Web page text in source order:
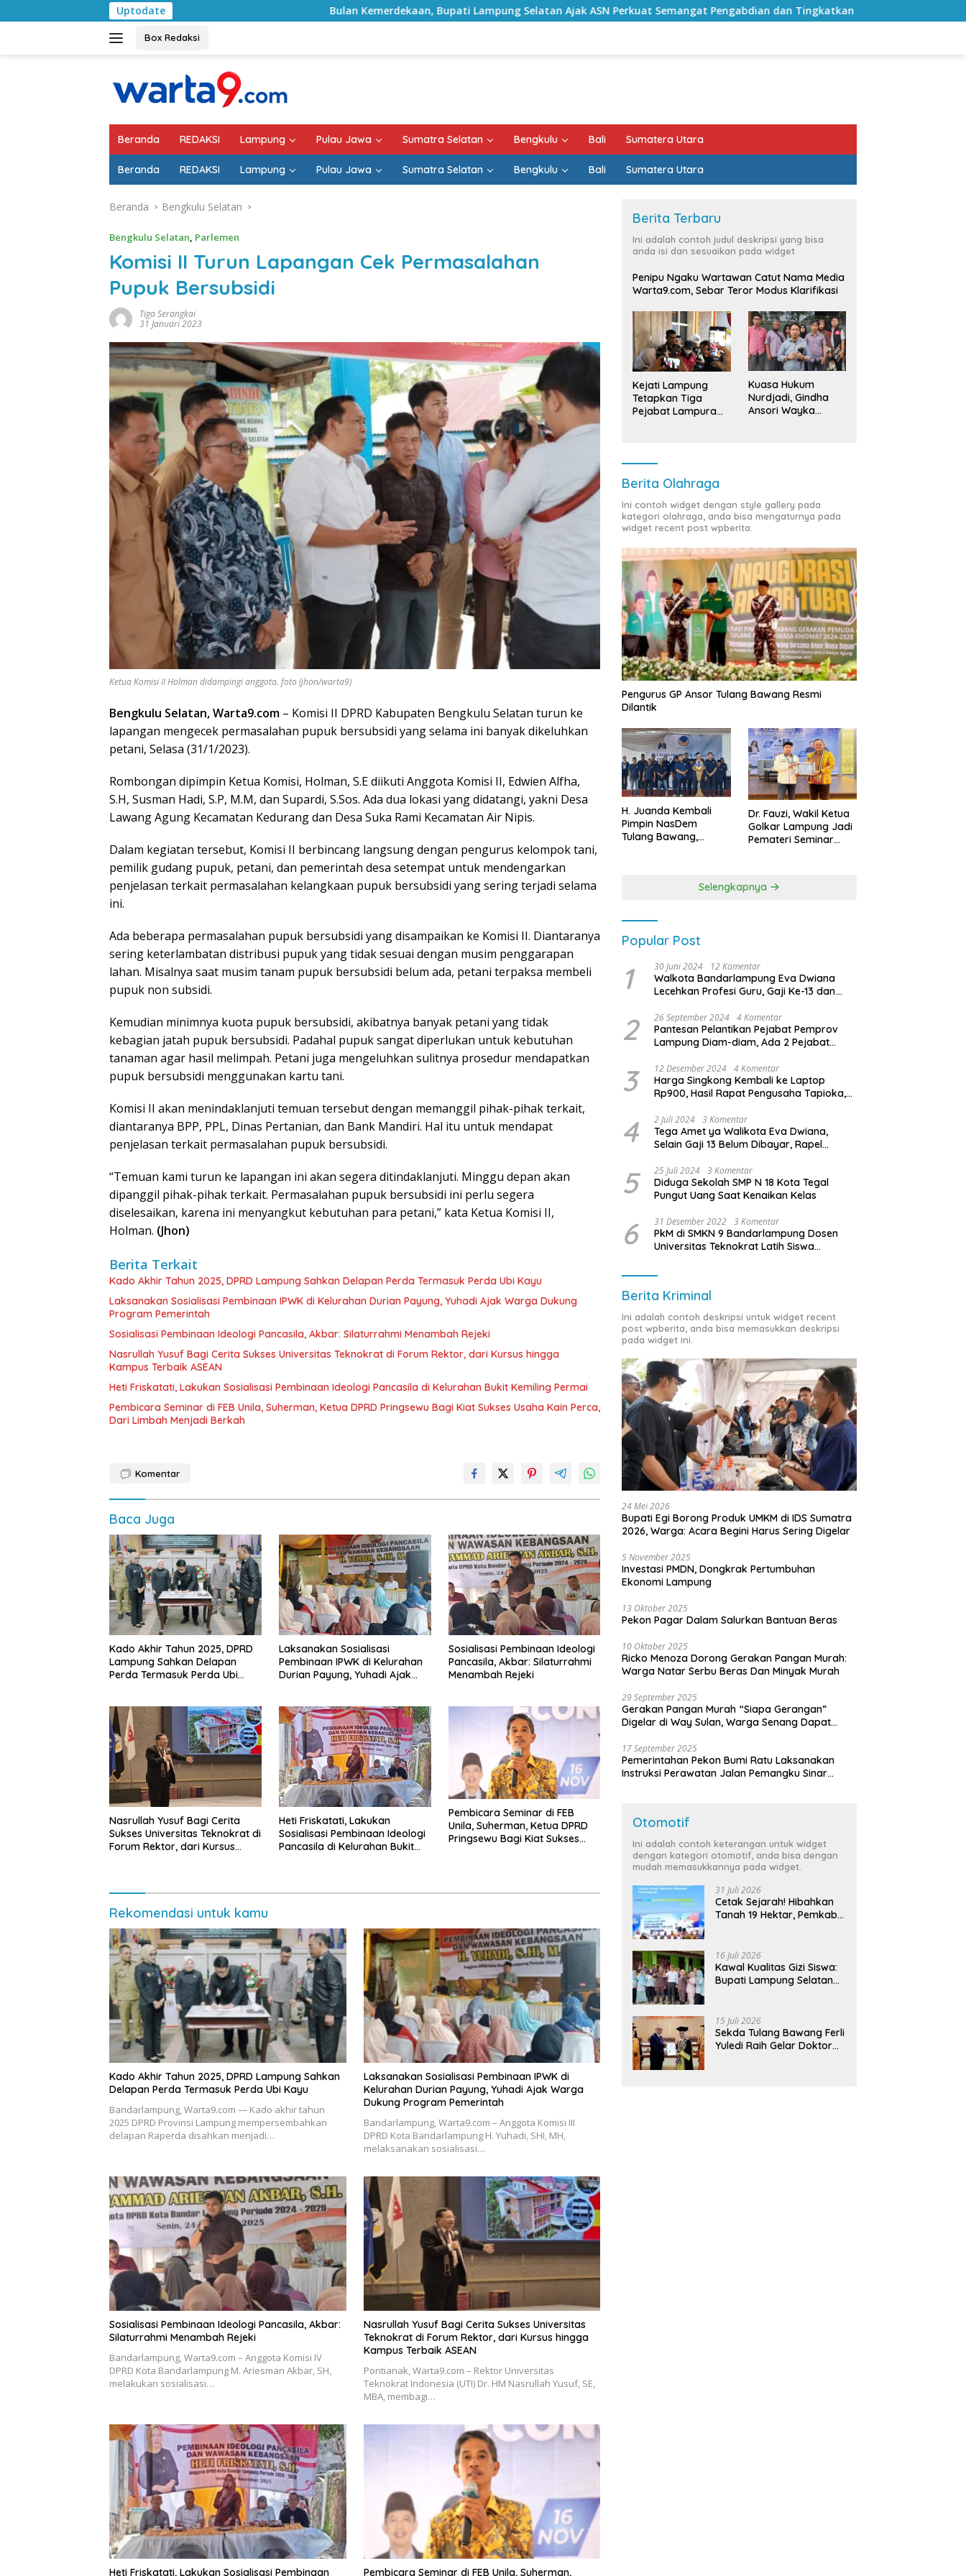
ke
Uptodate Bulan Kemerdekaan, Bupati Lampung Selatan Ajak ASN Perkuat Semangat Pengabdian dan Tingkatkan Pelayanan Publik Sekda Lampung
Box Redaksi
Beranda REDAKSI Lampung Pulau Jawa Sumatra Selatan Bengkulu Bali Sumatera Utara
Beranda REDAKSI Lampung Pulau Jawa Sumatra Selatan Bengkulu Bali Sumatera Utara
Beranda Bengkulu Selatan
Bengkulu Selatan, Parlemen
Komisi II Turun Lapangan Cek Permasalahan
Pupuk Bersubsidi
Tiga Serangkai
31 Januari 2023
Ketua Komisi II Holman didampingi anggota. foto (jhon/warta9)
Bengkulu Selatan, Warta9.com – Komisi II DPRD Kabupaten Bengkulu Selatan turun ke
lapangan mengecek permasalahan pupuk bersubsidi yang selama ini banyak dikeluhkan
petani, Selasa (31/1/2023).
Rombongan dipimpin Ketua Komisi, Holman, S.E diikuti Anggota Komisi II, Edwien Alfha,
S.H, Susman Hadi, S.P, M.M, dan Supardi, S.Sos. Ada dua lokasi yang didatangi, yakni Desa
Lawang Agung Kecamatan Kedurang dan Desa Suka Rami Kecamatan Air Nipis.
Dalam kegiatan tersebut, Komisi II berbincang langsung dengan pengurus kelompok tani,
pemilik gudang pupuk, petani, dan pemerintah desa setempat untuk mendengarkan
penjelasan terkait permasalahan kelangkaan pupuk bersubsidi yang sering terjadi selama
ini.
Ada beberapa permasalahan pupuk bersubsidi yang disampaikan ke Komisi II. Diantaranya
sering keterlambatan distribusi pupuk yang tidak sesuai dengan musim penggarapan
lahan. Misalnya saat musim tanam pupuk bersubsidi belum ada, petani terpaksa membeli
pupuk non subsidi.
Kemudian minimnya kuota pupuk bersubsidi, akibatnya banyak petani yang tidak
kebagian jatah pupuk bersubsidi. Padahal pupuk sangat diperlukan untuk kebutuhan
tanaman agar hasil melimpah. Petani juga mengeluhkan sulitnya prosedur mendapatkan
pupuk bersubsidi menggunakan kartu tani.
Komisi II akan menindaklanjuti temuan tersebut dengan memanggil pihak-pihak terkait,
diantaranya BPP, PPL, Dinas Pertanian, dan Bank Mandiri. Hal itu untuk mendapat
penjelasan terkait permasalahan pupuk bersubsidi.
“Temuan kami turun ke lapangan ini akan segera ditindaklanjuti. Minggu depan akan
dipanggil pihak-pihak terkait. Permasalahan pupuk bersubsidi ini perlu segera
diselesaikan, karena ini menyangkut kebutuhan para petani,” kata Ketua Komisi II,
Holman. (Jhon)
Berita Terkait
Kado Akhir Tahun 2025, DPRD Lampung Sahkan Delapan Perda Termasuk Perda Ubi Kayu
Laksanakan Sosialisasi Pembinaan IPWK di Kelurahan Durian Payung, Yuhadi Ajak Warga Dukung
Program Pemerintah
Sosialisasi Pembinaan Ideologi Pancasila, Akbar: Silaturrahmi Menambah Rejeki
Nasrullah Yusuf Bagi Cerita Sukses Universitas Teknokrat di Forum Rektor, dari Kursus hingga
Kampus Terbaik ASEAN
Heti Friskatati, Lakukan Sosialisasi Pembinaan Ideologi Pancasila di Kelurahan Bukit Kemiling Permai
Pembicara Seminar di FEB Unila, Suherman, Ketua DPRD Pringsewu Bagi Kiat Sukses Usaha Kain Perca,
Dari Limbah Menjadi Berkah
Komentar
Baca Juga
Kado Akhir Tahun 2025, DPRD
Lampung Sahkan Delapan
Perda Termasuk Perda Ubi
Laksanakan Sosialisasi
Pembinaan IPWK di Kelurahan
Durian Payung, Yuhadi Ajak
Sosialisasi Pembinaan Ideologi
Pancasila, Akbar: Silaturrahmi
Menambah Rejeki
Nasrullah Yusuf Bagi Cerita
Sukses Universitas Teknokrat di
Forum Rektor, dari Kursus
Heti Friskatati, Lakukan
Sosialisasi Pembinaan Ideologi
Pancasila di Kelurahan Bukit
Pembicara Seminar di FEB
Unila, Suherman, Ketua DPRD
Pringsewu Bagi Kiat Sukses
Rekomendasi untuk kamu
Kado Akhir Tahun 2025, DPRD Lampung Sahkan
Delapan Perda Termasuk Perda Ubi Kayu
Bandarlampung, Warta9.com — Kado akhir tahun
2025 DPRD Provinsi Lampung mempersembahkan
delapan Raperda disahkan menjadi…
Laksanakan Sosialisasi Pembinaan IPWK di
Kelurahan Durian Payung, Yuhadi Ajak Warga
Dukung Program Pemerintah
Bandarlampung, Warta9.com – Anggota Komisi III
DPRD Kota Bandarlampung H. Yuhadi, SHI, MH,
melaksanakan sosialisasi…
Sosialisasi Pembinaan Ideologi Pancasila, Akbar:
Silaturrahmi Menambah Rejeki
Bandarlampung, Warta9.com – Anggota Komisi IV
DPRD Kota Bandarlampung M. Ariesman Akbar, SH,
melakukan sosialisasi…
Nasrullah Yusuf Bagi Cerita Sukses Universitas
Teknokrat di Forum Rektor, dari Kursus hingga
Kampus Terbaik ASEAN
Pontianak, Warta9.com – Rektor Universitas
Teknokrat Indonesia (UTI) Dr. HM Nasrullah Yusuf, SE,
MBA, membagi…
Heti Friskatati, Lakukan Sosialisasi Pembinaan Pembicara Seminar di FEB Unila, Suherman,
Berita Terbaru
Ini adalah contoh judul deskripsi yang bisa
anda isi dan sesuaikan pada widget
Penipu Ngaku Wartawan Catut Nama Media
Warta9.com, Sebar Teror Modus Klarifikasi
Kejati Lampung
Tetapkan Tiga
Pejabat Lampura
Kuasa Hukum
Nurdjadi, Gindha
Ansori Wayka
Berita Olahraga
Ini contoh widget dengan style gallery pada
kategori olahraga, anda bisa mengaturnya pada
widget recent post wpberita.
Pengurus GP Ansor Tulang Bawang Resmi
Dilantik
H. Juanda Kembali
Pimpin NasDem
Tulang Bawang,
Dr. Fauzi, Wakil Ketua
Golkar Lampung Jadi
Pemateri Seminar
Kebangsaan
Selengkapnya
Popular Post
1 30 Juni 2024 12 Komentar
Walkota Bandarlampung Eva Dwiana
Lecehkan Profesi Guru, Gaji Ke-13 dan
2 26 September 2024 4 Komentar
Pantesan Pelantikan Pejabat Pemprov
Lampung Diam-diam, Ada 2 Pejabat
3 12 Desember 2024 4 Komentar
Harga Singkong Kembali ke Laptop
Rp900, Hasil Rapat Pengusaha Tapioka,
Lampung
4 2 Juli 2024 3 Komentar
Tega Amet ya Walikota Eva Dwiana,
Selain Gaji 13 Belum Dibayar, Rapel
Dibayar
5 25 Juli 2024 3 Komentar
Diduga Sekolah SMP N 18 Kota Tegal
Pungut Uang Saat Kenaikan Kelas
6 31 Desember 2022 3 Komentar
PkM di SMKN 9 Bandarlampung Dosen
Universitas Teknokrat Latih Siswa
Berita Kriminal
Ini adalah contoh deskripsi untuk widget recent
post wpberita, anda bisa memasukkan deskripsi
pada widget ini.
24 Mei 2026
Bupati Egi Borong Produk UMKM di IDS Sumatra
2026, Warga: Acara Begini Harus Sering Digelar
5 November 2025
Investasi PMDN, Dongkrak Pertumbuhan
Ekonomi Lampung
13 Oktober 2025
Pekon Pagar Dalam Salurkan Bantuan Beras
10 Oktober 2025
Ricko Menoza Dorong Gerakan Pangan Murah:
Warga Natar Serbu Beras Dan Minyak Murah
29 September 2025
Gerakan Pangan Murah “Siapa Gerangan”
Digelar di Way Sulan, Warga Senang Dapat
17 September 2025
Pemerintahan Pekon Bumi Ratu Laksanakan
Instruksi Perawatan Jalan Pemangku Sinar
Otomotif
Ini adalah contoh keterangan untuk widget
dengan kategori otomotif, anda bisa dengan
mudah memasukkannya pada widget.
31 Juli 2026
Cetak Sejarah! Hibahkan
Tanah 19 Hektar, Pemkab
Terintegrasi Pertama di
Lampung
16 Juli 2026
Kawal Kualitas Gizi Siswa:
Bupati Lampung Selatan
Bergizi Gratis di Natar
15 Juli 2026
Sekda Tulang Bawang Ferli
Yuledi Raih Gelar Doktor